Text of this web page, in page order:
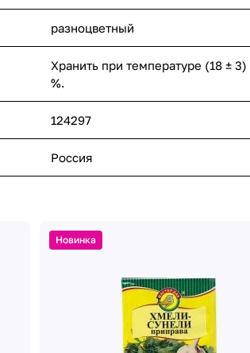
разноцветный
Хранить при температуре (18 ±
%.
124297
Россия
Новинка